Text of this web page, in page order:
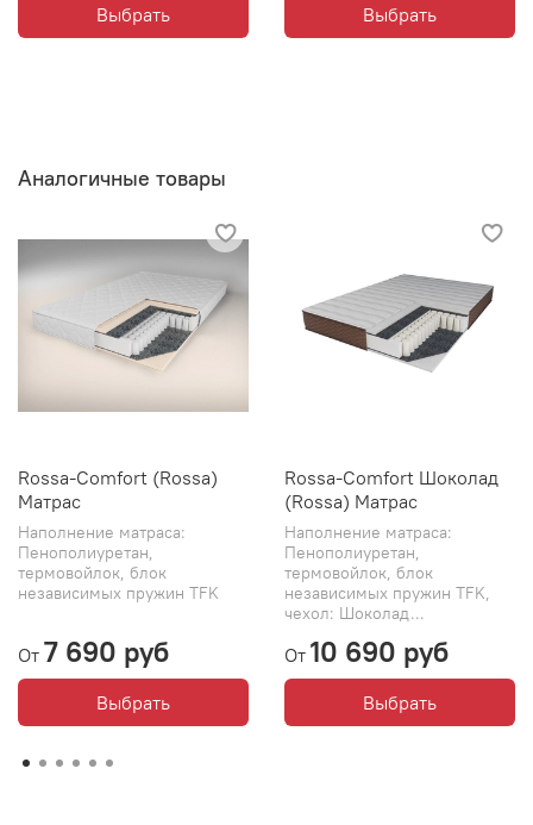
Выбрать Выбрать
Аналогичные товары
Rossa-Comfort (Rossa)
Матрас
Наполнение матраса:
Пенополиуретан,
термовойлок, блок
независимых пружин TFK
От 7 690 руб
Выбрать
Rossa-Comfort Шоколад
(Rossa) Матрас
Наполнение матраса:
Пенополиуретан,
термовойлок, блок
независимых пружин TFK,
чехол: Шоколад...
От 10 690 руб
Выбрать